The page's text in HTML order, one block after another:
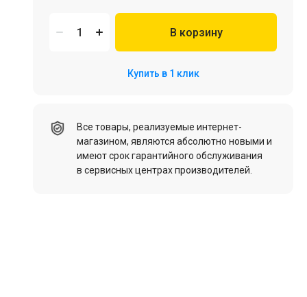
товары (Подписки PSN, Xbox, Steam, ПК)
В корзину
Купить в 1 клик
Все товары, реализуемые интернет-
магазином, являются абсолютно новыми и
имеют срок гарантийного обслуживания
в сервисных центрах производителей.